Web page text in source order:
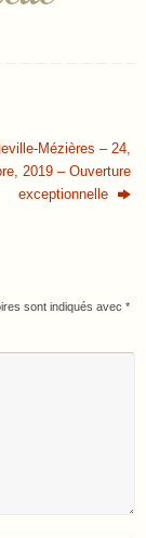
Mézières – 24,
2019 – Ouverture
exceptionnelle
sont indiqués avec *